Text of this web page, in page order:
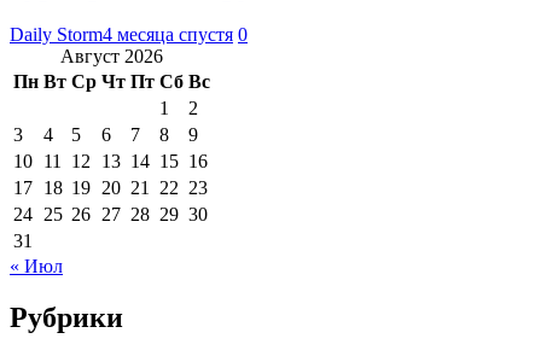
Daily Storm4 месяца спустя 0
Август 2026
Пн Вт Ср Чт Пт Сб Вс
1
2
3
4 5 6 7 8
9
10 11 12 13 14 15 16
17 18 19 20 21 22 23
24 25 26 27 28 29 30
31
« Июл
Рубрики